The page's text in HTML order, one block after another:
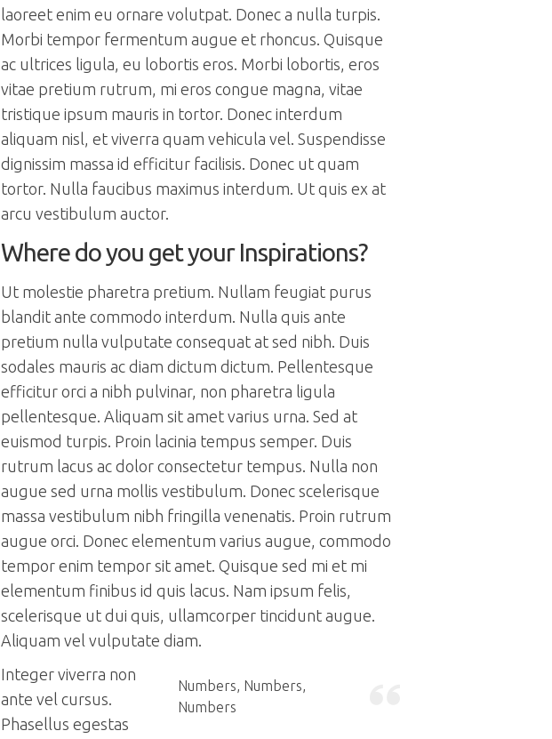
laoreet enim eu ornare volutpat. Donec a nulla turpis.
Morbi tempor fermentum augue et rhoncus. Quisque
ac ultrices ligula, eu lobortis eros. Morbi lobortis, eros
vitae pretium rutrum, mi eros congue magna, vitae
tristique ipsum mauris in tortor. Donec interdum
aliquam nisl, et viverra quam vehicula vel. Suspendisse
dignissim massa id efficitur facilisis. Donec ut quam
tortor. Nulla faucibus maximus interdum. Ut quis ex at
arcu vestibulum auctor.
Where do you get your Inspirations?
Ut molestie pharetra pretium. Nullam feugiat purus
blandit ante commodo interdum. Nulla quis ante
pretium nulla vulputate consequat at sed nibh. Duis
sodales mauris ac diam dictum dictum. Pellentesque
efficitur orci a nibh pulvinar, non pharetra ligula
pellentesque. Aliquam sit amet varius urna. Sed at
euismod turpis. Proin lacinia tempus semper. Duis
rutrum lacus ac dolor consectetur tempus. Nulla non
augue sed urna mollis vestibulum. Donec scelerisque
massa vestibulum nibh fringilla venenatis. Proin rutrum
augue orci. Donec elementum varius augue, commodo
tempor enim tempor sit amet. Quisque sed mi et mi
elementum finibus id quis lacus. Nam ipsum felis,
scelerisque ut dui quis, ullamcorper tincidunt augue.
Aliquam vel vulputate diam.
Numbers, Numbers,
Numbers
Integer viverra non
ante vel cursus.
Phasellus egestas